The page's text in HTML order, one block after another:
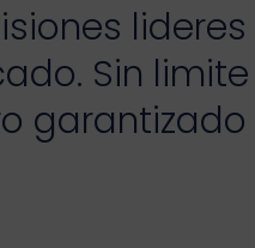
lideres
Sin